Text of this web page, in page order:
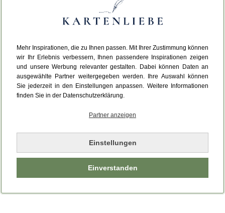
Mehr Inspirationen, die zu Ihnen passen. Mit Ihrer Zustimmung können
wir Ihr Erlebnis verbessern, Ihnen passendere Inspirationen zeigen
und unsere Werbung relevanter gestalten. Dabei können Daten an
ausgewählte Partner weitergegeben werden. Ihre Auswahl können
Sie jederzeit in den Einstellungen anpassen. Weitere Informationen
finden Sie in der Datenschutzerklärung.
Partner anzeigen
Einstellungen
Einverstanden
Da ist etwas schiefgelaufen.
Leider ist ein technischer Fehler aufgetreten.
Bitte laden Sie die Seite neu.